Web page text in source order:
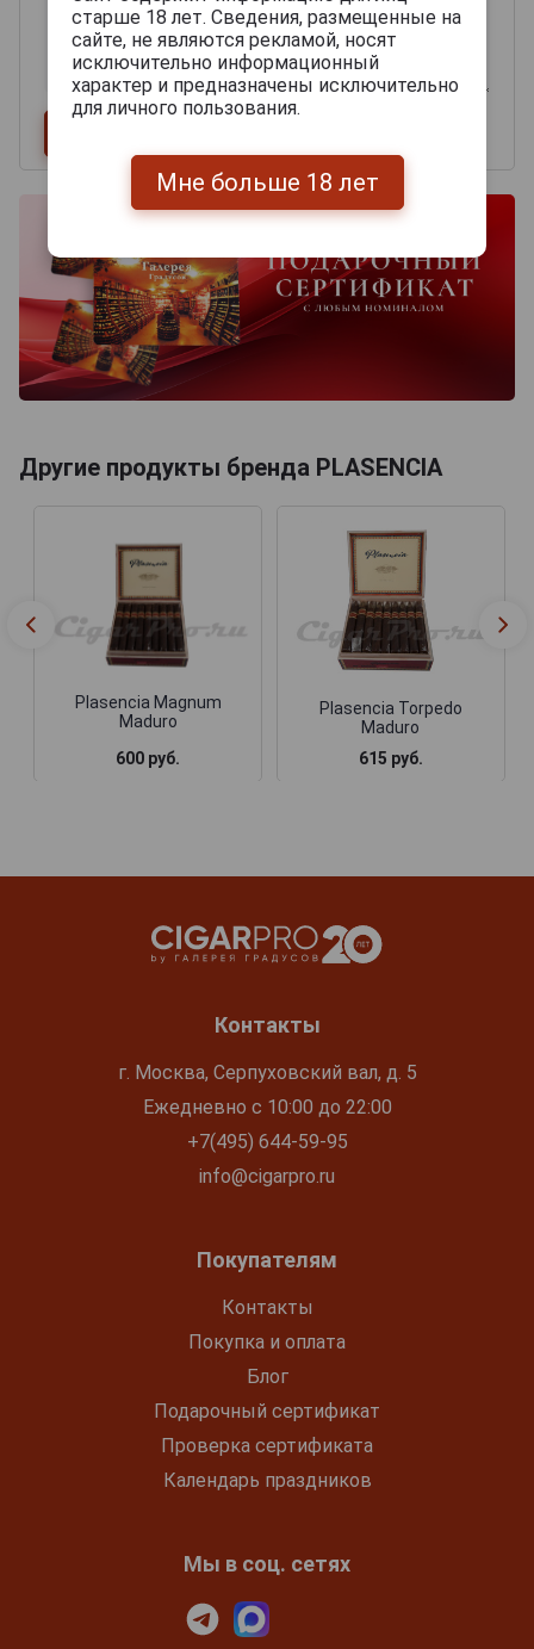
Другие продукты бренда PLASENCIA
Plasencia Magnum
Maduro
600 руб.
Plasencia Torpedo
Maduro
615 руб.
Контакты
г. Москва, Серпуховский вал, д. 5
Ежедневно с 10:00 до 22:00
+7(495) 644-59-95
info@cigarpro.ru
Покупателям
Контакты
Покупка и оплата
Блог
Подарочный сертификат
Проверка сертификата
Календарь праздников
Мы в соц. сетях
старше 18 лет. Сведения, размещенные на
сайте, не являются рекламой, носят
исключительно информационный
характер и предназначены исключительно
для личного пользования.
Мне больше 18 лет